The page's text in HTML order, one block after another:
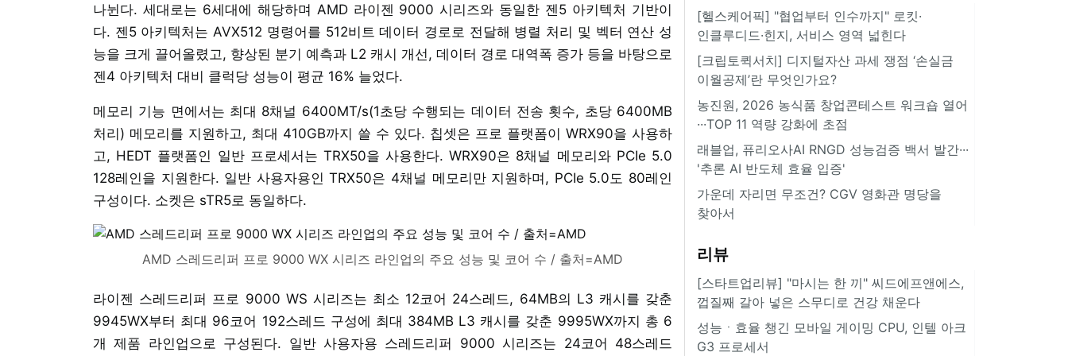
나뉜다. 세대로는 6세대에 해당하며 AMD 라이젠 9000 시리즈와 동일한 젠5 아키텍처 기반이
다. 젠5 아키텍처는 AVX512 명령어를 512비트 데이터 경로로 전달해 병렬 처리 및 벡터 연산 성
능을 크게 끌어올렸고, 향상된 분기 예측과 L2 캐시 개선, 데이터 경로 대역폭 증가 등을 바탕으로
젠4 아키텍처 대비 클럭당 성능이 평균 16% 늘었다.
메모리 기능 면에서는 최대 8채널 6400MT/s(1초당 수행되는 데이터 전송 횟수, 초당 6400MB
처리) 메모리를 지원하고, 최대 410GB까지 쓸 수 있다. 칩셋은 프로 플랫폼이 WRX90을 사용하
고, HEDT 플랫폼인 일반 프로세서는 TRX50을 사용한다. WRX90은 8채널 메모리와 PCIe 5.0
128레인을 지원한다. 일반 사용자용인 TRX50은 4채널 메모리만 지원하며, PCIe 5.0도 80레인
구성이다. 소켓은 sTR5로 동일하다.
AMD 스레드리퍼 프로 9000 WX 시리즈 라인업의 주요 성능 및 코어 수 / 출처=AMD
라이젠 스레드리퍼 프로 9000 WS 시리즈는 최소 12코어 24스레드, 64MB의 L3 캐시를 갖춘
9945WX부터 최대 96코어 192스레드 구성에 최대 384MB L3 캐시를 갖춘 9995WX까지 총 6
개 제품 라인업으로 구성된다. 일반 사용자용 스레드리퍼 9000 시리즈는 24코어 48스레드
[헬스케어픽] "협업부터 인수까지" 로킷·
인클루디드·힌지, 서비스 영역 넓힌다
[크립토퀵서치] 디지털자산 과세 쟁점 ‘손실금
이월공제’란 무엇인가요?
농진원, 2026 농식품 창업콘테스트 워크숍 열어
···TOP 11 역량 강화에 초점
래블업, 퓨리오사AI RNGD 성능검증 백서 발간···
'추론 AI 반도체 효율 입증'
가운데 자리면 무조건? CGV 영화관 명당을
찾아서
리뷰
[스타트업리뷰] "마시는 한 끼" 씨드에프앤에스,
껍질째 갈아 넣은 스무디로 건강 채운다
성능ㆍ효율 챙긴 모바일 게이밍 CPU, 인텔 아크
G3 프로세서